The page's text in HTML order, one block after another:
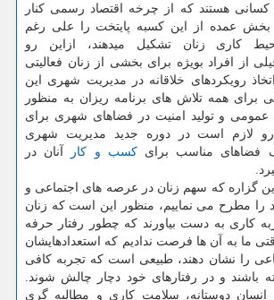
كسانی هستند كه از چرخه اقتصاد رسمی كنار
عمده از این كسبه پایتخت را علی رغم
كاری زنان تشكیل میدهند، ازاین رو
از افراد بویژه برای بخشی از زنان فعالیتی
رویكردهای خلاقانه در مدیریت شهری این
برای همه تلاش های برنامه ریزان به منظور
عمومی و تولید امنیت در فضاهای شهری برای
رو لازم است در دوره جدید مدیریت شهری
فضاهای مناسب برایكسب و كار
آنان در
گزاره كه سهم زنان در عرصه های اجتماعی و
را مطرح می نماییم، منظور این است كه زنان
كاری به دست بیاورند كه چطور رفتار حرفه
ما به آن ها فرصت ندادیم كه استعدادهایشان
را نشان دهند، طبیعی است كه تجربه كافی
باشند و در رفتارهای خود دچار چالش شوند.
دوستانه، سلامت كاری و مطالبه گری